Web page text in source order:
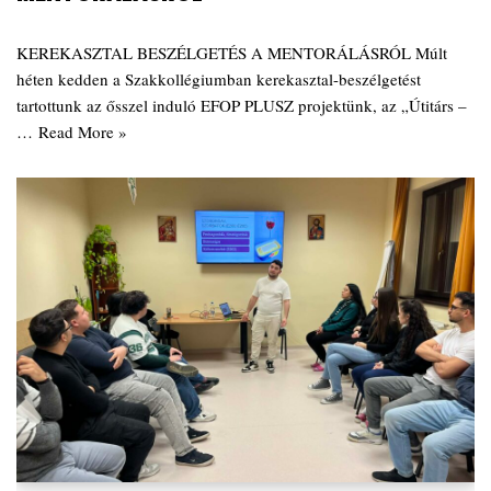
KEREKASZTAL BESZÉLGETÉS A MENTORÁLÁSRÓL Múlt
héten kedden a Szakkollégiumban kerekasztal-beszélgetést
tartottunk az ősszel induló EFOP PLUSZ projektünk, az „Útitárs –
… Read More »